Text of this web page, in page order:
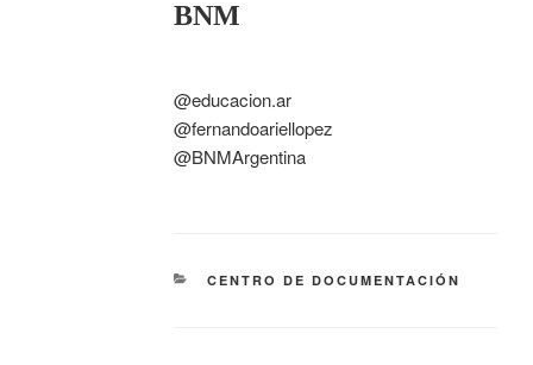
BNM
@educacion.ar
@fernandoariellopez
@BNMArgentina
CENTRO DE DOCUMENTACIÓN